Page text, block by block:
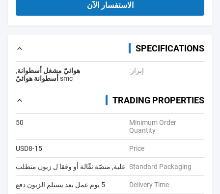
الاستفسار الآن
SPECIFICATIONS
إبراز: هوائيّ مشغل أسطوانة,
smc أسطوانة هوائيّ
TRADING PROPERTIES
Minimum Order
Quantity
50
Price
USD8-15
Standard Packaging علبة, منصّة نقّالة أو وفقا ل زبون متطلب
Delivery Time 5 يوم عمل بعد يستلم الزبون دفع